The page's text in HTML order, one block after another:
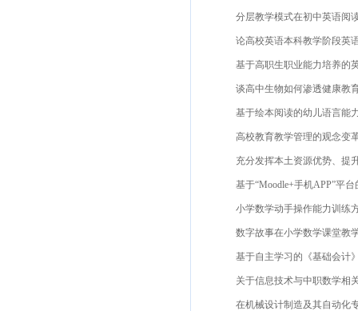
分层教学模式在初中英语阅读
论高校英语本科教学阶段英语
基于高职生职业能力培养的英
谈高中生物如何渗透健康教
基于绘本阅读的幼儿语言能力
高校教育教学管理的观念变革
充分发挥本土资源优势、提升
基于“Moodle+手机APP”平台
小学数学动手操作能力训练方
数字故事在小学数学课堂教学
基于自主学习的《基础会计》
关于信息技术与中职数学相关
在机械设计制造及其自动化专